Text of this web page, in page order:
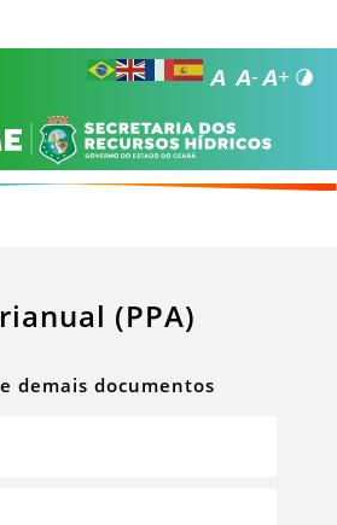
(PPA)
demais documentos